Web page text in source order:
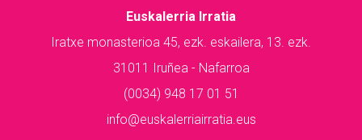
Euskalerria Irratia
Iratxe monasterioa 45, ezk. eskailera, 13. ezk.
31011 Iruñea - Nafarroa
(0034) 948 17 01 51
info@euskalerriairratia.eus